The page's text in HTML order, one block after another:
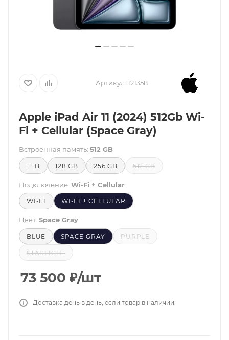
Артикул: 121358
Apple iPad Air 11 (2024) 512Gb Wi-
Fi + Cellular (Space Gray)
Встроенная память: 512 GB
1 TB 128 GB 256 GB 512 GB
Подключение: Wi-Fi + Cellular
WI-FI WI-FI + CELLULAR
Цвет: Space Gray
BLUE SPACE GRAY PURPLE
STARLIGHT
73 500 ₽/шт
Доставка день в день, если товар в наличии.